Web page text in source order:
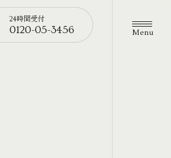
24時間受付
0120-05-3456 メニ